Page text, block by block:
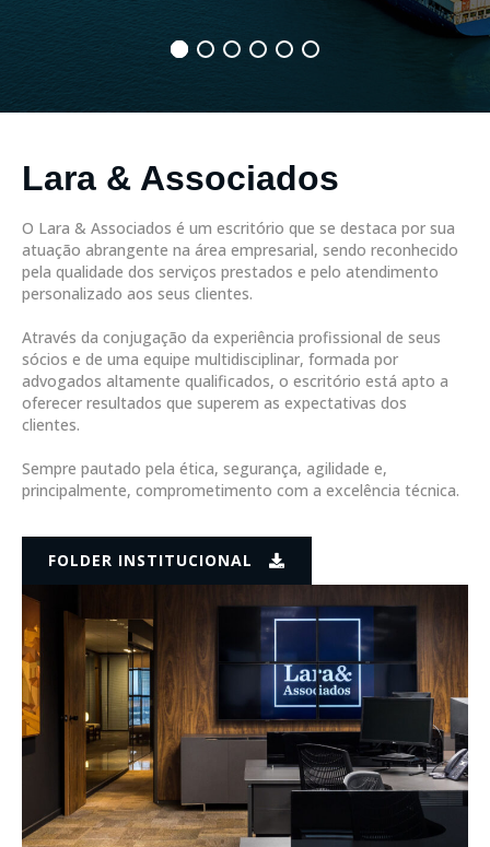
Lara & Associados
O Lara & Associados é um escritório que se destaca por sua
atuação abrangente na área empresarial, sendo reconhecido
pela qualidade dos serviços prestados e pelo atendimento
personalizado aos seus clientes.
Através da conjugação da experiência profissional de seus
sócios e de uma equipe multidisciplinar, formada por
advogados altamente qualificados, o escritório está apto a
oferecer resultados que superem as expectativas dos
clientes.
Sempre pautado pela ética, segurança, agilidade e,
principalmente, comprometimento com a excelência técnica.
FOLDER INSTITUCIONAL